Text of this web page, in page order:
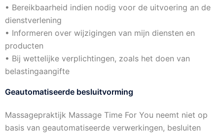
• Bereikbaarheid indien nodig voor de uitvoering an de
dienstverlening
• Informeren over wijzigingen van mijn diensten en
producten
• Bij wettelijke verplichtingen, zoals het doen van
belastingaangifte
Geautomatiseerde besluitvorming
Massagepraktijk Massage Time For You neemt niet op
basis van geautomatiseerde verwerkingen, besluiten